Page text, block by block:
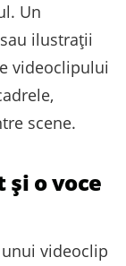
Un
ilustrații
videoclipului
scene.
și o voce
videoclip